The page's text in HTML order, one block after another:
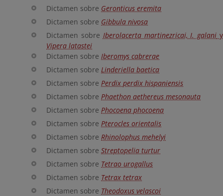
Dictamen sobre Geronticus eremita
Dictamen sobre Gibbula nivosa
Dictamen sobre Iberolacerta martinezricai, I. galani y
Vipera latastei
Dictamen sobre Iberomys cabrerae
Dictamen sobre Linderiella baetica
Dictamen sobre Perdix perdix hispaniensis
Dictamen sobre Phaethon aethereus mesonauta
Dictamen sobre Phocoena phocoena
Dictamen sobre Pterocles orientalis
Dictamen sobre Rhinolophus mehelyi
Dictamen sobre Streptopelia turtur
Dictamen sobre Tetrao urogallus
Dictamen sobre Tetrax tetrax
Dictamen sobre Theodoxus velascoi